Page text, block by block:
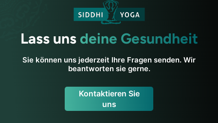
Lass uns deine Gesundheit
Sie können uns jederzeit Ihre Fragen senden. Wir
beantworten sie gerne.
Kontaktieren Sie
uns